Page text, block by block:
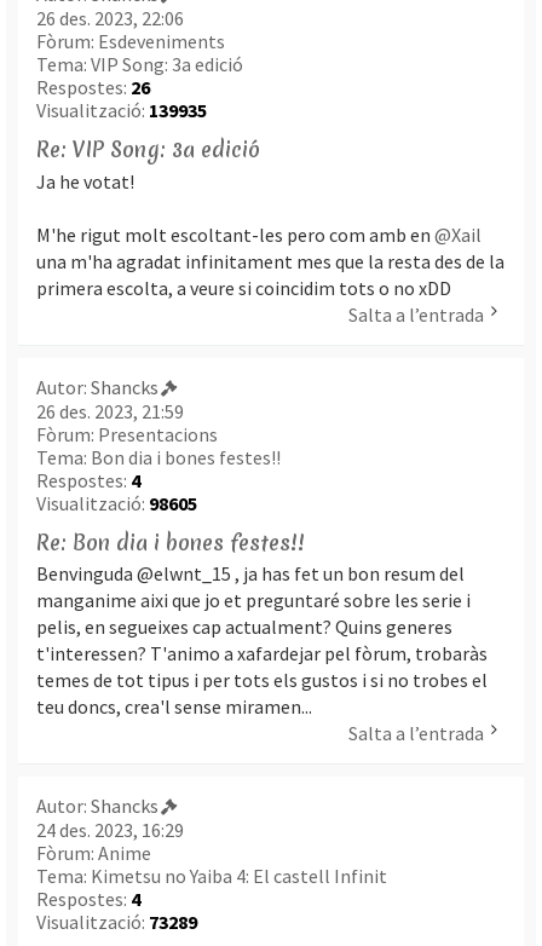
26 des. 2023, 22:06
Fòrum: Esdeveniments
Tema: VIP Song: 3a edició
Respostes: 26
Visualització: 139935
Re: VIP Song: 3a edició
Ja he votat!
M'he rigut molt escoltant-les pero com amb en @Xail
una m'ha agradat infinitament mes que la resta des de la
primera escolta, a veure si coincidim tots o no xDD
Salta a l’entrada
Autor: Shancks
26 des. 2023, 21:59
Fòrum: Presentacions
Tema: Bon dia i bones festes!!
Respostes: 4
Visualització: 98605
Re: Bon dia i bones festes!!
Benvinguda @elwnt_15 , ja has fet un bon resum del
manganime aixi que jo et preguntaré sobre les serie i
pelis, en segueixes cap actualment? Quins generes
t'interessen? T'animo a xafardejar pel fòrum, trobaràs
temes de tot tipus i per tots els gustos i si no trobes el
teu doncs, crea'l sense miramen...
Salta a l’entrada
Autor: Shancks
24 des. 2023, 16:29
Fòrum: Anime
Tema: Kimetsu no Yaiba 4: El castell Infinit
Respostes: 4
Visualització: 73289